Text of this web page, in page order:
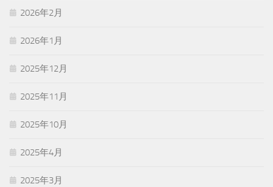
2026年2月
2026年1月
2025年12月
2025年11月
2025年10月
2025年4月
2025年3月